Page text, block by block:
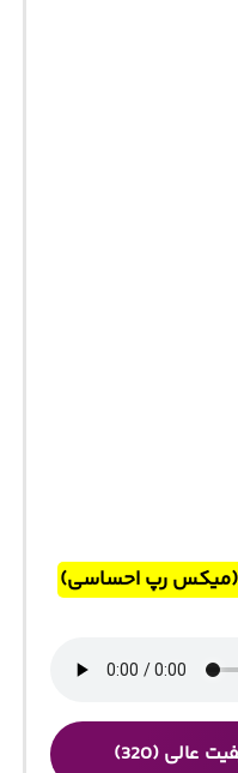
(میکس رپ احساسی)
عالی (320)